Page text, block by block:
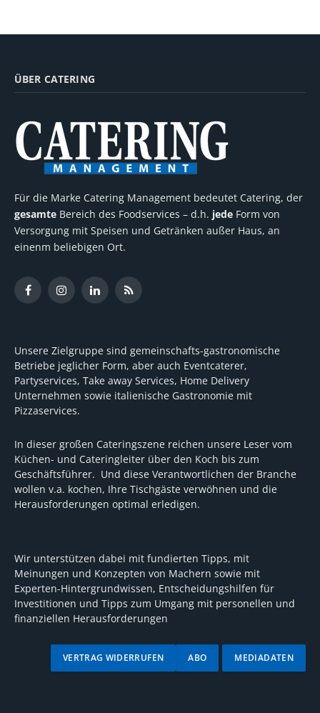
ÜBER CATERING
Für die Marke Catering Management bedeutet Catering, der
gesamte Bereich des Foodservices – d.h. jede Form von
Versorgung mit Speisen und Getränken außer Haus, an
einenm beliebigen Ort.
FacebookInstagramLinkedInRSS
Unsere Zielgruppe sind gemeinschafts-gastronomische
Betriebe jeglicher Form, aber auch Eventcaterer,
Partyservices, Take away Services, Home Delivery
Unternehmen sowie italienische Gastronomie mit
Pizzaservices.
In dieser großen Cateringszene reichen unsere Leser vom
Küchen- und Cateringleiter über den Koch bis zum
Geschäftsführer. Und diese Verantwortlichen der Branche
wollen v.a. kochen, Ihre Tischgäste verwöhnen und die
Herausforderungen optimal erledigen.
Wir unterstützen dabei mit fundierten Tipps, mit
Meinungen und Konzepten von Machern sowie mit
Experten-Hintergrundwissen, Entscheidungshilfen für
Investitionen und Tipps zum Umgang mit personellen und
finanziellen Herausforderungen
MEDIADATEN
ABO
VERTRAG WIDERRUFEN